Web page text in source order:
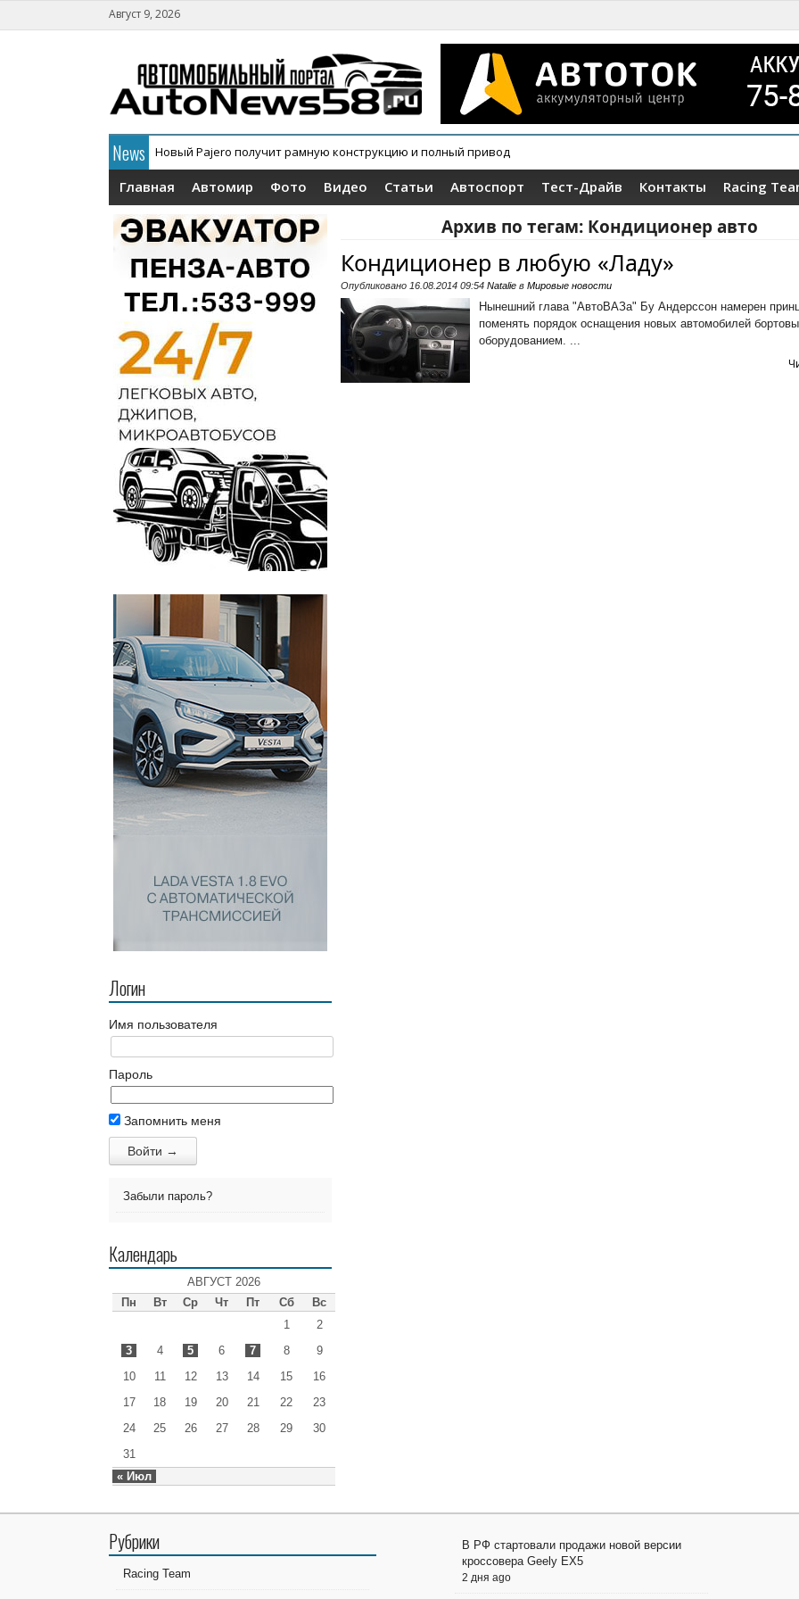
Август 9, 2026
News Новый Pajero получит рамную конструкцию и полный привод
В России официально дебютировал кроссовер Wey V9X
Главная Автомир Фото Видео Статьи Автоспорт Тест-Драйв Контакты Racing
Логин
Имя пользователя
Пароль
Запомнить меня
Забыли пароль?
Календарь
АВГУСТ 2026
Пн
Вт Ср Чт Пт Сб Вс
« Июл
1
2
3
4 5 6 7 8
9
10
11 12 13 14 15
16
17
18 19 20 21 22
23
24
25 26 27 28 29
30
31
Архив по тегам: Кондиционер авто
Кондиционер в любую «Ладу»
Опубликовано 16.08.2014 09:54 Natalie в Мировые новости
Нынешний глава "АвтоВАЗа" Бу Андерссон намерен
поменять порядок оснащения новых автомобилей
оборудованием. ...
Рубрики
Racing Team
В РФ стартовали продажи новой версии
кроссовера Geely EX5
2 дня ago